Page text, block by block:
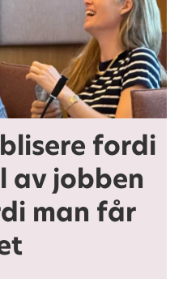
fordi
av jobben
man får